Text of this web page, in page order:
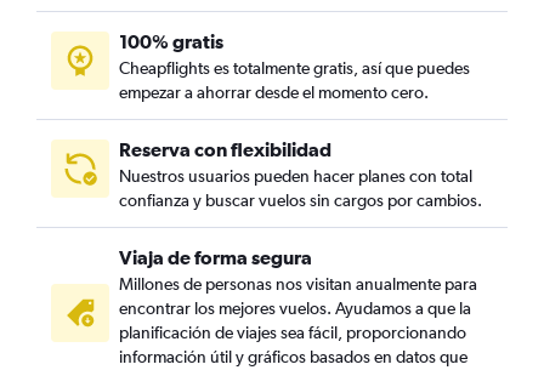
100% gratis
Cheapflights es totalmente gratis, así que puedes
empezar a ahorrar desde el momento cero.
Reserva con flexibilidad
Nuestros usuarios pueden hacer planes con total
confianza y buscar vuelos sin cargos por cambios.
Viaja de forma segura
Millones de personas nos visitan anualmente para
encontrar los mejores vuelos. Ayudamos a que la
planificación de viajes sea fácil, proporcionando
información útil y gráficos basados en datos que